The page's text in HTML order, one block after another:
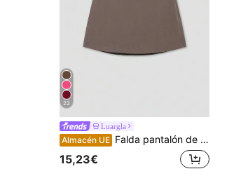
22
Luargla
Almacén UE Falda pantalón de verano con cinturón de cremallera de unicolor para mujer
15,23€